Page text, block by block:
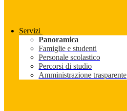
Servizi
Panoramica
Famiglie e studenti
Personale scolastico
Percorsi di studio
Amministrazione trasparente